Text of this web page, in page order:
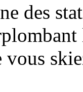
des
vous